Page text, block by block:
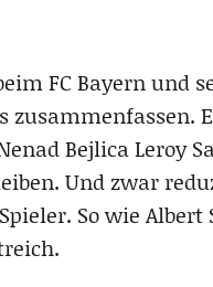
FC Bayern und
Bejlica Leroy
Und zwar
So wie